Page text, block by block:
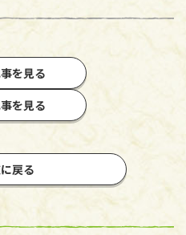
を見る
を見る
戻る